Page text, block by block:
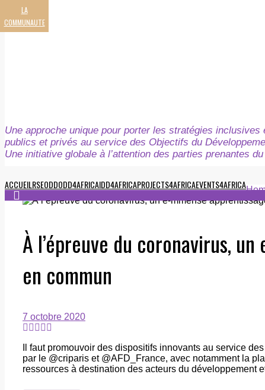
LA
COMMUNAUTE
Une approche unique pour porter les stratégies inclusives
publics et privés au service des Objectifs du
Une initiative globale à l’attention des parties prenantes
ACCUEILRSEODDODD4AFRICAIDD4AFRICAPROJECTS4AFRICAEVENTS4AFRICA
À l’épreuve du coronavirus,
en commun
7 octobre 2020
Il faut promouvoir des dispositifs innovants au service
par le @criparis et @AFD_France, avec notamment la
ressources à destination des acteurs du développement